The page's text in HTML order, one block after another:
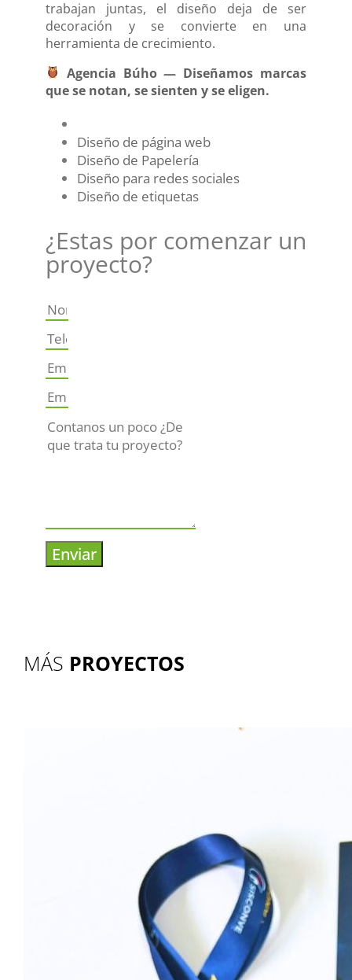
trabajan juntas, el diseño deja de ser
decoración y se convierte en una
herramienta de crecimiento.
Agencia Búho — Diseñamos marcas
que se notan, se sienten y se eligen.
Diseño de página web
Diseño de Papelería
Diseño para redes sociales
Diseño de etiquetas
¿Estas por comenzar un
proyecto?
Enviar
MÁS PROYECTOS